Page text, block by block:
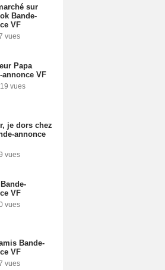
sur
Bande-
VF
vues
Papa
annonce VF
vues
je dors chez
annonce
vues
VF
vues
Bande-
VF
vues